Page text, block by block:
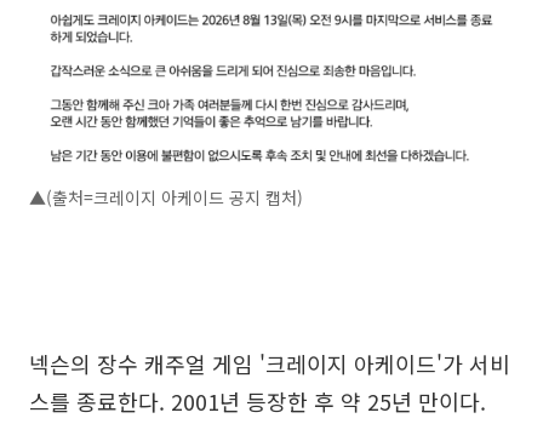
▲(출처=크레이지 아케이드 공지 캡처)
넥슨의 장수 캐주얼 게임 '크레이지 아케이드'가 서비
스를 종료한다. 2001년 등장한 후 약 25년 만이다.